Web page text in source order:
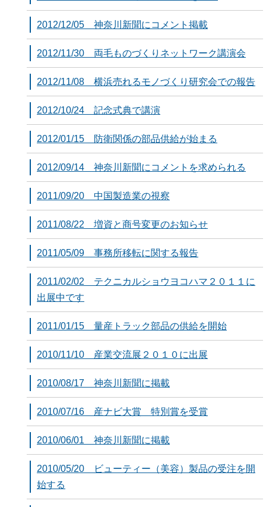
2012/12/05 神奈川新聞にコメント掲載
2012/11/30 両毛ものづくりネットワーク講演会
2012/11/08 横浜売れるモノづくり研究会での報告
2012/10/24 記念式典で講演
2012/01/15 防衛関係の部品供給が始まる
2012/09/14 神奈川新聞にコメントを求められる
2011/09/20 中国製造業の視察
2011/08/22 増資と商号変更のお知らせ
2011/05/09 事務所移転に関する報告
2011/02/02 テクニカルショウヨコハマ２０１１に
出展中です
2011/01/15 量産トラック部品の供給を開始
2010/11/10 産業交流展２０１０に出展
2010/08/17 神奈川新聞に掲載
2010/07/16 産ナビ大賞 特別賞を受賞
2010/06/01 神奈川新聞に掲載
2010/05/20 ビューティー（美容）製品の受注を開
始する